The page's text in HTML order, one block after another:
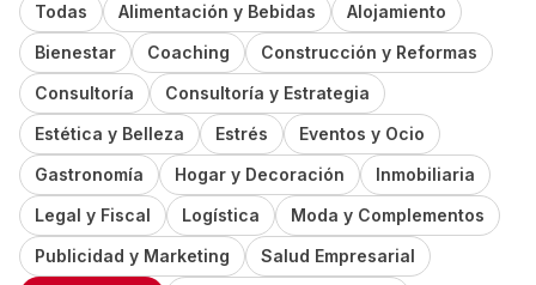
Todas Alimentación y Bebidas
Alojamiento
Bienestar
Coaching
Construcción y Reformas
Consultoría
Consultoría y Estrategia
Estética y Belleza
Estrés
Eventos y Ocio
Gastronomía
Hogar y Decoración
Inmobiliaria
Legal y Fiscal
Logística
Moda y Complementos
Publicidad y Marketing
Salud Empresarial